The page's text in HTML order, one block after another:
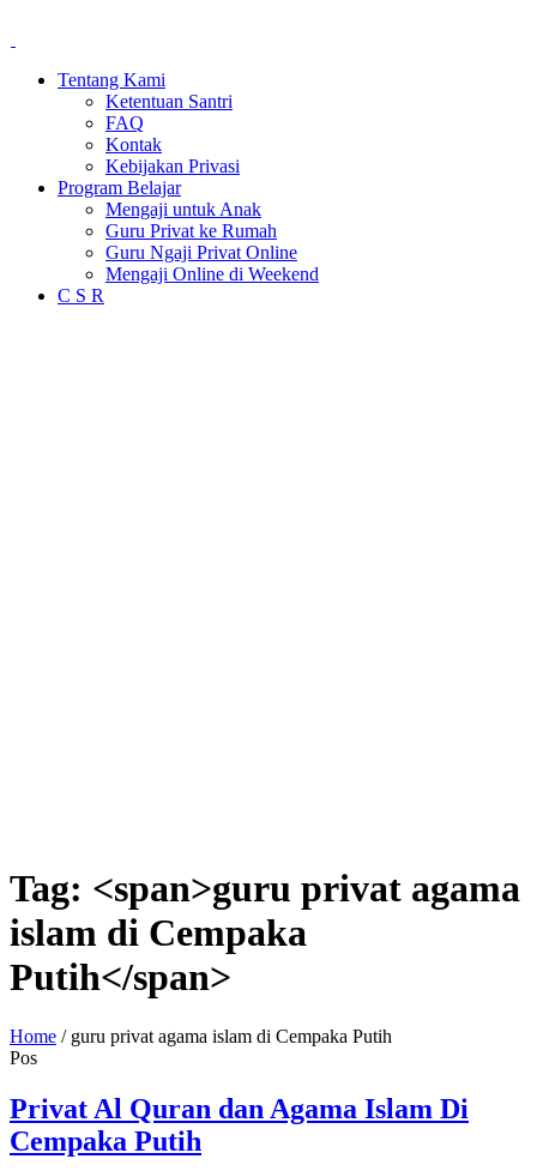
Tentang Kami
Ketentuan Santri
FAQ
Kontak
Kebijakan Privasi
Program Belajar
Mengaji untuk Anak
Guru Privat ke Rumah
Guru Ngaji Privat Online
Mengaji Online di Weekend
C S R
Tag: <span>guru privat agama
islam di Cempaka
Putih</span>
Home / guru privat agama islam di Cempaka Putih
Pos
Privat Al Quran dan Agama Islam Di
Cempaka Putih